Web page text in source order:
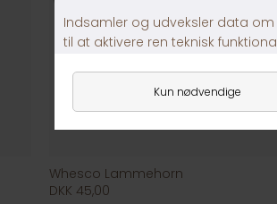
Whesco Lammehorn
DKK 45,00